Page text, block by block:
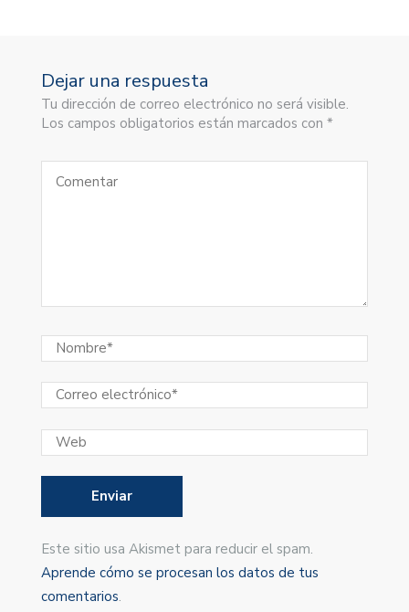
Dejar una respuesta
Tu dirección de correo electrónico no será visible.
Los campos obligatorios están marcados con *
Este sitio usa Akismet para reducir el spam.
Aprende cómo se procesan los datos de tus
comentarios.